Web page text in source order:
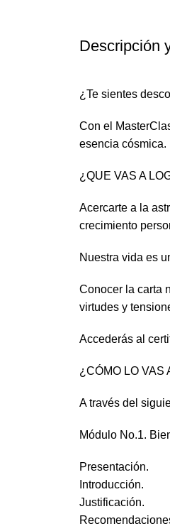
Descripción
¿Te sientes
Con el
esencia cósmica.
¿QUE VAS A
Acercarte a la
crecimiento
Nuestra vida es
Conocer la carta
virtudes y
Accederás al
¿CÓMO LO VAS
A través del
Módulo No.1.
Presentación.
Introducción.
Justificación.